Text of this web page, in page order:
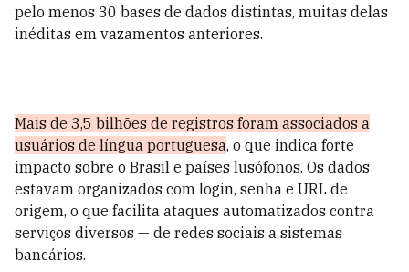
pelo menos 30 bases de dados distintas, muitas delas
inéditas em vazamentos anteriores.
Mais de 3,5 bilhões de registros foram associados a
usuários de língua portuguesa, o que indica forte
impacto sobre o Brasil e países lusófonos. Os dados
estavam organizados com login, senha e URL de
origem, o que facilita ataques automatizados contra
serviços diversos — de redes sociais a sistemas
bancários.